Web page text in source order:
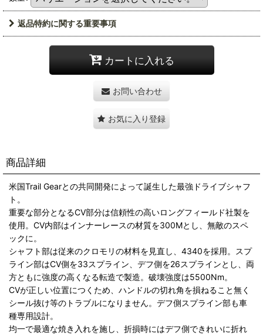
返品特約に関する重要事項
カートに入れる
お問い合わせ
お気に入り登録
商品詳細
米国Trail Gearとの共同開発によって誕生した最強ドライブシャフ
ト。
重要な部分となるCV部分は信頼性の高いロングフィールド社製を
使用。CV内部はインナーレースの材質を300Mとし、無敵のスペ
ックに。
シャフト部は従来のクロモリの材料を見直し、4340を採用。スプ
ライン部はCV側を33スプライン、デフ側を26スプラインとし、両
方ともに強度の高くなる転造で製造。破壊強度は5500Nm。
CVが正しい位置につくため、ハンドルの切れ角を損ねること無く
シール抜け等のトラブルになりません。デフ側スプライン部も車
種専用設計。
均一で最適な焼き入れを施し、折損時にはデフ側できれいに折れ